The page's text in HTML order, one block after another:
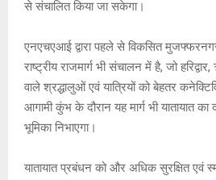
से संचालित किया जा सकेगा।
एनएचएआई द्वारा पहले से विकसित
राष्ट्रीय राजमार्ग भी संचालन में है, जो
वाले श्रद्धालुओं एवं यात्रियों को बेहतर
आगामी कुंभ के दौरान यह मार्ग भी यातायात
भूमिका निभाएगा।
यातायात प्रबंधन को और अधिक सुरक्षित एवं